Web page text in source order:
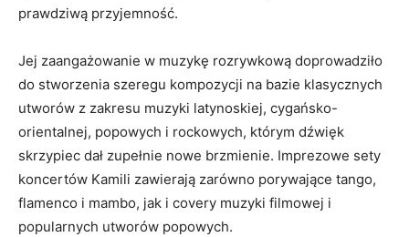
prawdziwą przyjemność.
Jej zaangażowanie w muzykę rozrywkową doprowadziło
do stworzenia szeregu kompozycji na bazie klasycznych
utworów z zakresu muzyki latynoskiej, cygańsko-
orientalnej, popowych i rockowych, którym dźwięk
skrzypiec dał zupełnie nowe brzmienie. Imprezowe sety
koncertów Kamili zawierają zarówno porywające tango,
flamenco i mambo, jak i covery muzyki filmowej i
popularnych utworów popowych.